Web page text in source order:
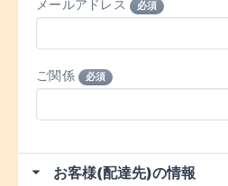
メールアドレス 必須
ご関係 必須
お客様(配達先)の情報